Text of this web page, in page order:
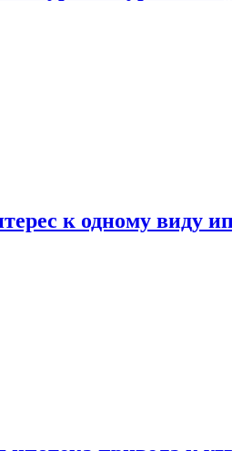
к одному виду